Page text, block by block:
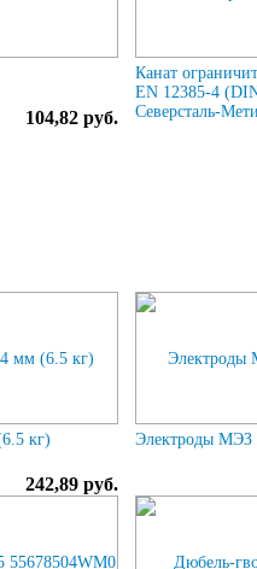
104,82 руб.
Канат
EN 12385-4
Северсталь-
кг)
242,89 руб.
Электроды